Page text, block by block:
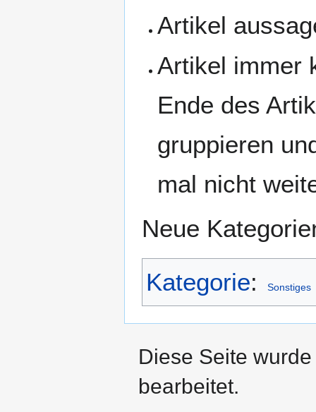
Artikel
Artikel immer
Ende des
gruppieren
mal nicht
Neue
Kategorie: Sonstiges
Diese Seite
bearbeitet.